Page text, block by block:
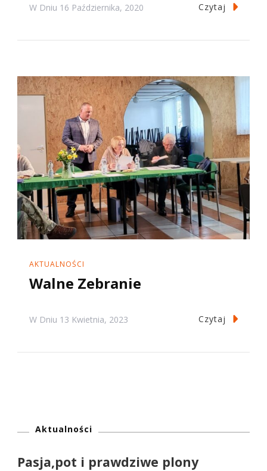
W Dniu 16 Października, 2020 Czytaj
AKTUALNOŚCI
Walne Zebranie
W Dniu 13 Kwietnia, 2023 Czytaj
Aktualności
Pasja,pot i prawdziwe plony